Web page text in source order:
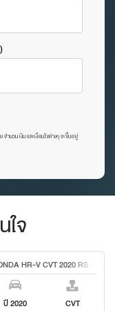
านวน เงิน และเงื่อนไขต่างๆ จะขึ้นอยู่
จ
HR-V CVT 2020 RS
ปี 2020 CVT